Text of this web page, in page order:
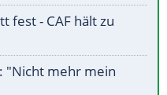
fest - CAF hält zu
"Nicht mehr mein